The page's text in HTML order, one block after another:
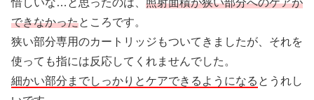
惜しいな…と思ったのは、 照射面積が狭い部分へのケアが
できなかったところです。
狭い部分専用のカートリッジもついてきましたが、それを
使っても指には反応してくれませんでした。
細かい部分までしっかりとケアできるようになる とうれし